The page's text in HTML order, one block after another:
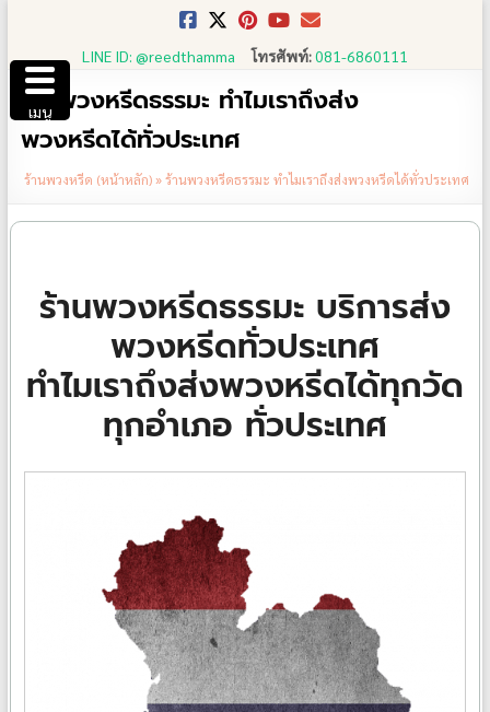
content
LINE ID: @reedthamma โทรศัพท์:081-6860111
ร้านพวงหรีดธรรมะ ทำไมเราถึงส่ง
พวงหรีดได้ทั่วประเทศ
ร้านพวงหรีด (หน้าหลัก)»ร้านพวงหรีดธรรมะ ทำไมเราถึงส่งพวงหรีดได้ทั่วประเทศ
ร้านพวงหรีดธรรมะ บริการส่ง
พวงหรีดทั่วประเทศ
ทำไมเราถึงส่งพวงหรีดได้ทุกวัด
ทุกอำเภอ ทั่วประเทศ
เมนู